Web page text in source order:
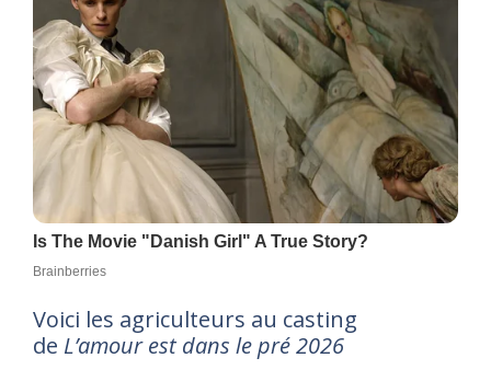
Voici les agriculteurs au casting
de L’amour est dans le pré2026